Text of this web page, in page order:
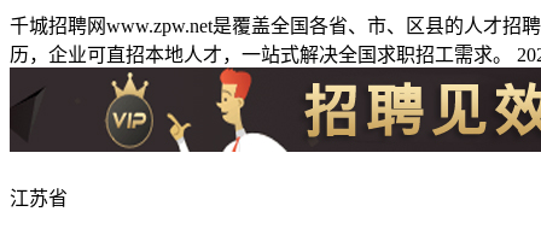
千城招聘网www.zpw.net是覆盖全国各省、市、区县的人才
历，企业可直招本地人才，一站式解决全国求职招工需求。
江苏省